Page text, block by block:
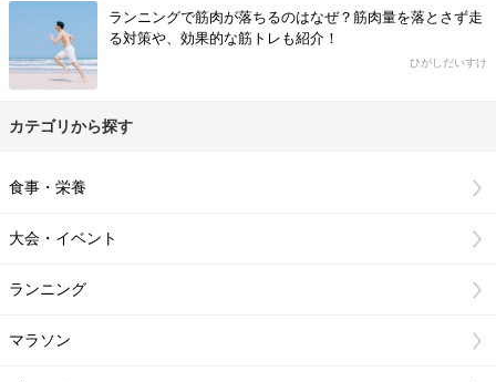
ランニングで筋肉が落ちるのはなぜ？筋肉量を落とさず走
る対策や、効果的な筋トレも紹介！
ひがしだいすけ
カテゴリから探す
食事・栄養
大会・イベント
ランニング
マラソン